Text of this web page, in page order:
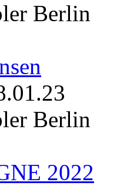
Berlin
Berlin
2022